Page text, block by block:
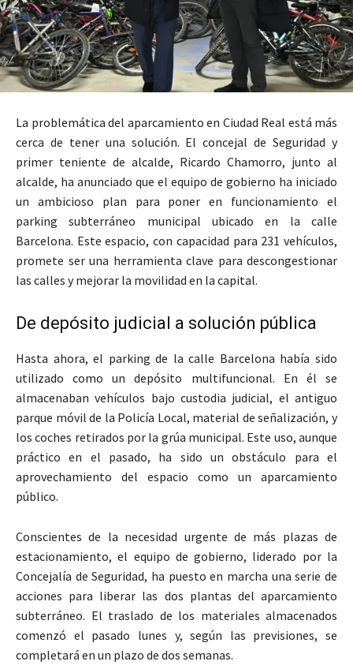
La problemática del aparcamiento en Ciudad Real está más
cerca de tener una solución. El concejal de Seguridad y
primer teniente de alcalde, Ricardo Chamorro, junto al
alcalde, ha anunciado que el equipo de gobierno ha iniciado
un ambicioso plan para poner en funcionamiento el
parking subterráneo municipal ubicado en la calle
Barcelona. Este espacio, con capacidad para 231 vehículos,
promete ser una herramienta clave para descongestionar
las calles y mejorar la movilidad en la capital.
De depósito judicial a solución pública
Hasta ahora, el parking de la calle Barcelona había sido
utilizado como un depósito multifuncional. En él se
almacenaban vehículos bajo custodia judicial, el antiguo
parque móvil de la Policía Local, material de señalización, y
los coches retirados por la grúa municipal. Este uso, aunque
práctico en el pasado, ha sido un obstáculo para el
aprovechamiento del espacio como un aparcamiento
público.
Conscientes de la necesidad urgente de más plazas de
estacionamiento, el equipo de gobierno, liderado por la
Concejalía de Seguridad, ha puesto en marcha una serie de
acciones para liberar las dos plantas del aparcamiento
subterráneo. El traslado de los materiales almacenados
comenzó el pasado lunes y, según las previsiones, se
completará en un plazo de dos semanas.